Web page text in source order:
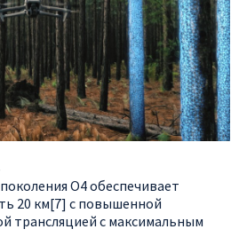
O4 обеспечивает
20 км[7] с повышенной
трансляцией с максимальным